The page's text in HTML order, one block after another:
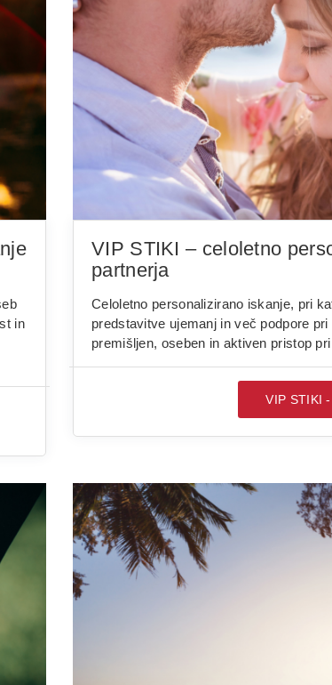
in
VIP STIKI – celoletno
partnerja
Celoletno personalizirano iskanje, pri
predstavitve ujemanj in več podpore
premišljen, oseben in aktiven pristop
VIP STIKI